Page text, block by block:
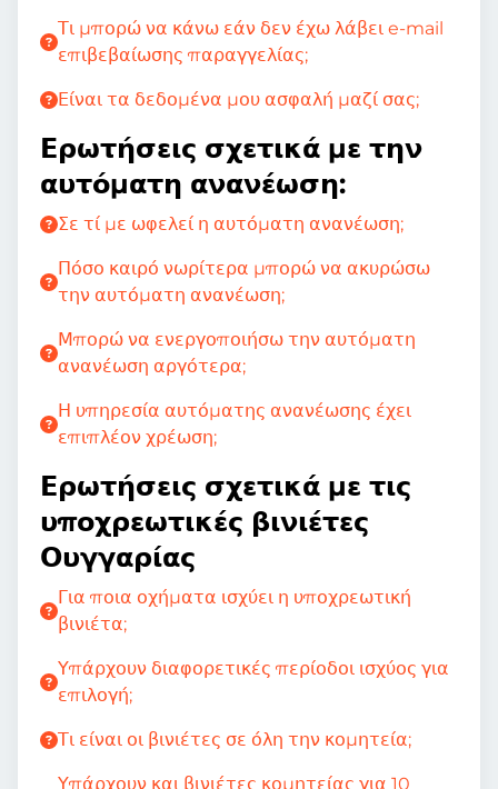
Τι μπορώ να κάνω εάν δεν έχω λάβει e-mail
επιβεβαίωσης παραγγελίας;
Είναι τα δεδομένα μου ασφαλή μαζί σας;
Ερωτήσεις σχετικά με την
αυτόματη ανανέωση:
Σε τί με ωφελεί η αυτόματη ανανέωση;
Πόσο καιρό νωρίτερα μπορώ να ακυρώσω
την αυτόματη ανανέωση;
Μπορώ να ενεργοποιήσω την αυτόματη
ανανέωση αργότερα;
Η υπηρεσία αυτόματης ανανέωσης έχει
επιπλέον χρέωση;
Ερωτήσεις σχετικά με τις
υποχρεωτικές βινιέτες
Ουγγαρίας
Για ποια οχήματα ισχύει η υποχρεωτική
βινιέτα;
Υπάρχουν διαφορετικές περίοδοι ισχύος για
επιλογή;
Τι είναι οι βινιέτες σε όλη την κομητεία;
Υπάρχουν και βινιέτες κομητείας για 10